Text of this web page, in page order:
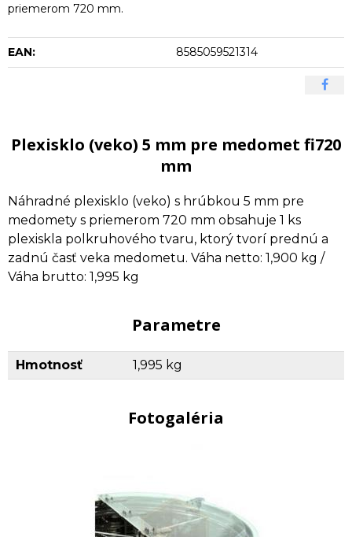
priemerom 720 mm.
EAN: 8585059521314
Plexisklo (veko) 5 mm pre medomet fi720
mm
Náhradné plexisklo (veko) s hrúbkou 5 mm pre
medomety s priemerom 720 mm obsahuje 1 ks
plexiskla polkruhového tvaru, ktorý tvorí prednú a
zadnú časť veka medometu. Váha netto: 1,900 kg /
Váha brutto: 1,995 kg
Parametre
Hmotnosť 1,995 kg
Fotogaléria